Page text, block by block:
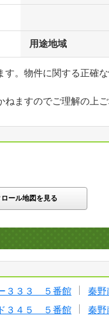
用途地域
す。物件に関する正確
ますのでご理解の上ご
ロール地図を見る
３３３ ５番館
秦
３４５ ５番館
秦